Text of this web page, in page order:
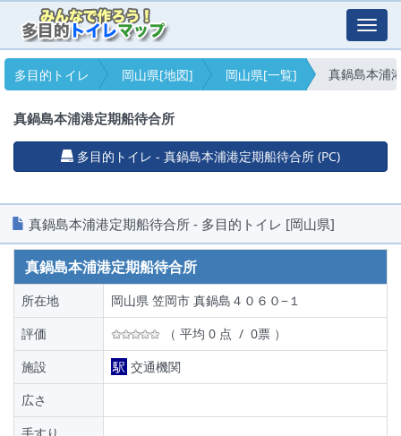
多目的トイレ
岡山県[地図] 岡山県[一覧] 真鍋島本浦
真鍋島本浦港定期船待合所
多目的トイレ - 真鍋島本浦港定期船待合所 (PC)
真鍋島本浦港定期船待合所 - 多目的トイレ [岡山県]
真鍋島本浦港定期船待合所
所在地
岡山県 笠岡市 真鍋島４０６０−１
評価
（ 平均 0 点 / 0票 ）
施設
駅 交通機関
広さ